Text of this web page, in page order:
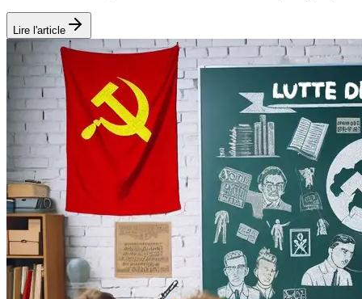
Lire l'article